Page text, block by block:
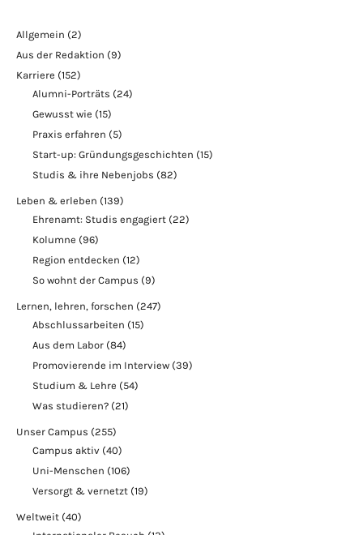
Allgemein (2)
Aus der Redaktion (9)
Karriere (152)
Alumni-Porträts (24)
Gewusst wie (15)
Praxis erfahren (5)
Start-up: Gründungsgeschichten (15)
Studis & ihre Nebenjobs (82)
Leben & erleben (139)
Ehrenamt: Studis engagiert (22)
Kolumne (96)
Region entdecken (12)
So wohnt der Campus (9)
Lernen, lehren, forschen (247)
Abschlussarbeiten (15)
Aus dem Labor (84)
Promovierende im Interview (39)
Studium & Lehre (54)
Was studieren? (21)
Unser Campus (255)
Campus aktiv (40)
Uni-Menschen (106)
Versorgt & vernetzt (19)
Weltweit (40)